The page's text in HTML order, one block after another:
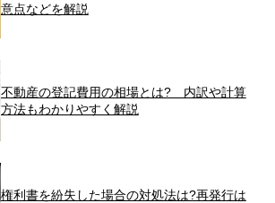
意点などを解説
不動産の登記費用の相場とは? 内訳や計算
方法もわかりやすく解説
権利書を紛失した場合の対処法は?再発行は